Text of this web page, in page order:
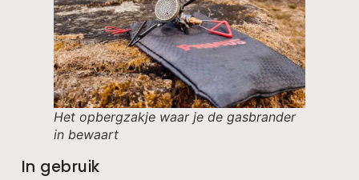
Het opbergzakje waar je de gasbrander
in bewaart
In gebruik